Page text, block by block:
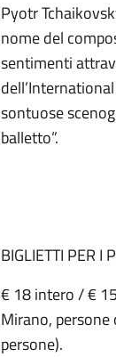
Pyotr
nome del
sentimenti
sontuose
balletto”.
BIGLIETTI PER I
€ 18 intero / €
Mirano,
persone).